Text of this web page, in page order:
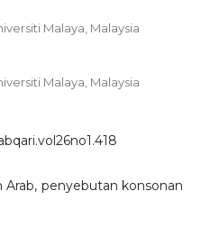
Malaya, Malaysia
Malaya, Malaysia
penyebutan konsonan